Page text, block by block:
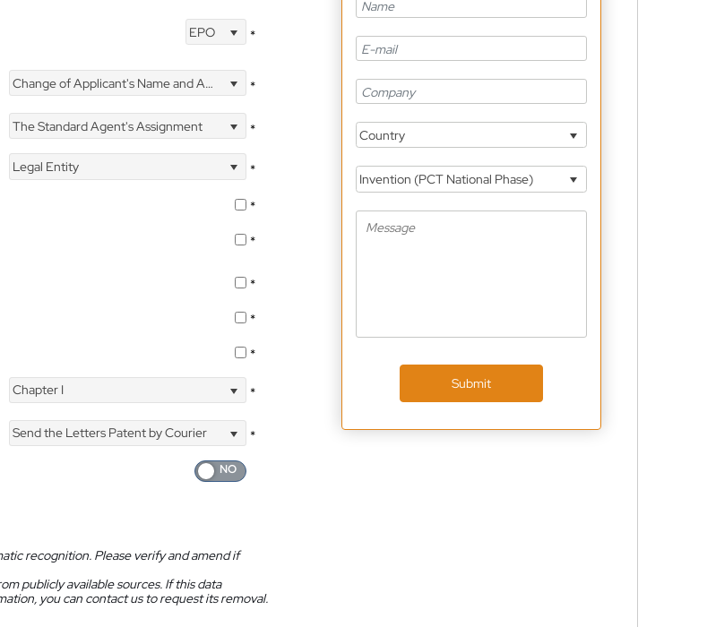
EPO *
Change of Applicant's Name and Address *
The Standard Agent's Assignment
*
Legal Entity
*
*
*
*
*
*
Chapter I *
Send the Letters Patent by Courier
*
recognition. Please verify and amend if
publicly available sources. If this data
you can contact us to request its removal.
Country
Invention (PCT National Phase)
Submit